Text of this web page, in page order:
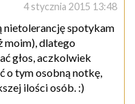
4 stycznia 2015 13:48
nietolerancję spotykam
moim), dlatego
głos, aczkolwiek
o tym osobną notkę,
ilości osób. :)